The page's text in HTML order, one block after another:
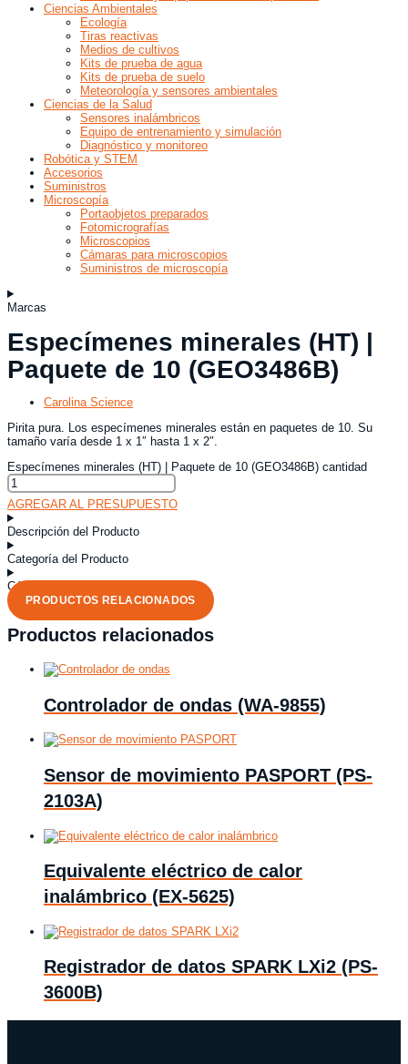
Ciencias Ambientales
Ecología
Tiras reactivas
Medios de cultivos
Kits de prueba de agua
Kits de prueba de suelo
Meteorología y sensores ambientales
Ciencias de la Salud
Sensores inalámbricos
Equipo de entrenamiento y simulación
Diagnóstico y monitoreo
Robótica y STEM
Accesorios
Suministros
Microscopía
Portaobjetos preparados
Fotomicrografías
Microscopios
Cámaras para microscopios
Suministros de microscopía
Marcas
Especímenes minerales (HT) |
Paquete de 10 (GEO3486B)
Carolina Science
Pirita pura. Los especímenes minerales están en paquetes de 10. Su
tamaño varía desde 1 x 1″ hasta 1 x 2″.
Especímenes minerales (HT) | Paquete de 10 (GEO3486B) cantidad
AGREGAR AL PRESUPUESTO
Descripción del Producto
Categoría del Producto
Código del Producto
PRODUCTOS RELACIONADOS
Productos relacionados
Controlador de ondas (WA-9855)
Sensor de movimiento PASPORT (PS-
2103A)
Equivalente eléctrico de calor
inalámbrico (EX-5625)
Registrador de datos SPARK LXi2 (PS-
3600B)